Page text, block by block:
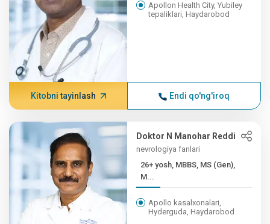
Apollon Health City, Yubiley
tepaliklari, Haydarobod
Kitobni tayinlash Endi qo'ng'iroq
Doktor N Manohar Reddi
nevrologiya fanlari
26+ yosh, MBBS, MS (Gen),
M...
Apollo kasalxonalari,
Hyderguda, Haydarobod